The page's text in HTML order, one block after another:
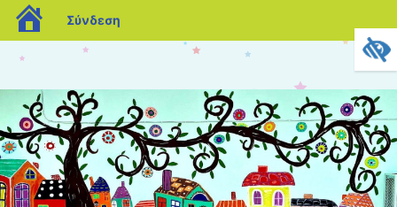
blogs.sch.gr
Σύνδεση